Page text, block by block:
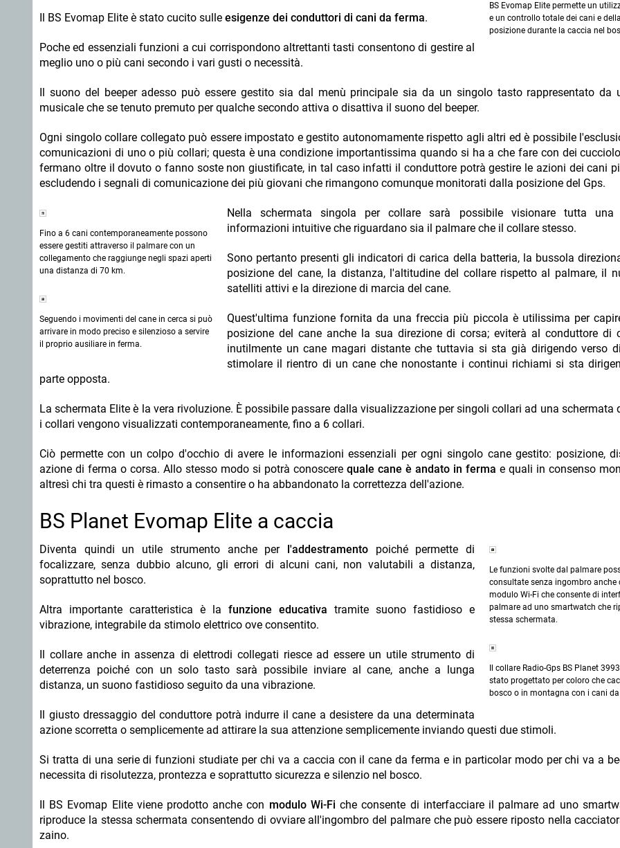
BS Evomap Elite permette un
e un controllo totale dei cani e
posizione durante la caccia nel
Il BS Evomap Elite è stato cucito sulle esigenze dei conduttori di cani da ferma.
Poche ed essenziali funzioni a cui corrispondono altrettanti tasti consentono di gestire al
meglio uno o più cani secondo i vari gusti o necessità.
Il suono del beeper adesso può essere gestito sia dal menù principale sia da un singolo tasto rappresentato da
musicale che se tenuto premuto per qualche secondo attiva o disattiva il suono del beeper.
Ogni singolo collare collegato può essere impostato e gestito autonomamente rispetto agli altri ed è possibile
comunicazioni di uno o più collari; questa è una condizione importantissima quando si ha a che fare con dei
fermano oltre il dovuto o fanno soste non giustificate, in tal caso infatti il conduttore potrà gestire le azioni dei cani
escludendo i segnali di comunicazione dei più giovani che rimangono comunque monitorati dalla posizione del Gps.
Fino a 6 cani contemporaneamente possono
essere gestiti attraverso il palmare con un
collegamento che raggiunge negli spazi aperti
una distanza di 70 km.
Seguendo i movimenti del cane in cerca si può
arrivare in modo preciso e silenzioso a servire
il proprio ausiliare in ferma.
Nella schermata singola per collare sarà possibile visionare tutta una
informazioni intuitive che riguardano sia il palmare che il collare stesso.
Sono pertanto presenti gli indicatori di carica della batteria, la bussola
posizione del cane, la distanza, l'altitudine del collare rispetto al palmare, il
satelliti attivi e la direzione di marcia del cane.
Quest'ultima funzione fornita da una freccia più piccola è utilissima per
posizione del cane anche la sua direzione di corsa; eviterà al conduttore di
inutilmente un cane magari distante che tuttavia si sta già dirigendo verso
stimolare il rientro di un cane che nonostante i continui richiami si sta
parte opposta.
La schermata Elite è la vera rivoluzione. È possibile passare dalla visualizzazione per singoli collari ad una schermata
i collari vengono visualizzati contemporaneamente, fino a 6 collari.
Ciò permette con un colpo d'occhio di avere le informazioni essenziali per ogni singolo cane gestito: posizione,
azione di ferma o corsa. Allo stesso modo si potrà conoscere quale cane è andato in ferma e quali in consenso
altresì chi tra questi è rimasto a consentire o ha abbandonato la correttezza dell'azione.
BS Planet Evomap Elite a caccia
Le funzioni svolte dal palmare
consultate senza ingombro anche
modulo Wi-Fi che consente di
palmare ad uno smartwatch che
stessa schermata.
Il collare Radio-Gps BS Planet
stato progettato per coloro che
bosco o in montagna con i cani
Diventa quindi un utile strumento anche per l'addestramentopoiché permette di
focalizzare, senza dubbio alcuno, gli errori di alcuni cani, non valutabili a distanza,
soprattutto nel bosco.
Altra importante caratteristica è la funzione educativa tramite suono fastidioso e
vibrazione, integrabile da stimolo elettrico ove consentito.
Il collare anche in assenza di elettrodi collegati riesce ad essere un utile strumento di
deterrenza poiché con un solo tasto sarà possibile inviare al cane, anche a lunga
distanza, un suono fastidioso seguito da una vibrazione.
Il giusto dressaggio del conduttore potrà indurre il cane a desistere da una determinata
azione scorretta o semplicemente ad attirare la sua attenzione semplicemente inviando questi due stimoli.
Si tratta di una serie di funzioni studiate per chi va a caccia con il cane da ferma e in particolar modo per chi va a
necessita di risolutezza, prontezza e soprattutto sicurezza e silenzio nel bosco.
Il BS Evomap Elite viene prodotto anche con modulo Wi-Fi che consente di interfacciare il palmare ad uno
riproduce la stessa schermata consentendo di ovviare all'ingombro del palmare che può essere riposto nella
zaino.